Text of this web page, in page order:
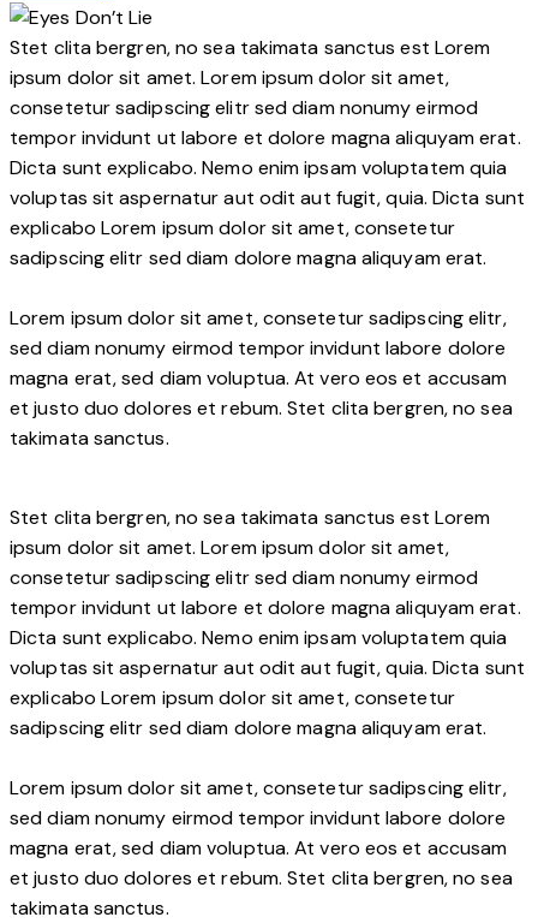
Stet clita bergren, no sea takimata sanctus est Lorem
ipsum dolor sit amet. Lorem ipsum dolor sit amet,
consetetur sadipscing elitr sed diam nonumy eirmod
tempor invidunt ut labore et dolore magna aliquyam erat.
Dicta sunt explicabo. Nemo enim ipsam voluptatem quia
voluptas sit aspernatur aut odit aut fugit, quia. Dicta sunt
explicabo Lorem ipsum dolor sit amet, consetetur
sadipscing elitr sed diam dolore magna aliquyam erat.
Lorem ipsum dolor sit amet, consetetur sadipscing elitr,
sed diam nonumy eirmod tempor invidunt labore dolore
magna erat, sed diam voluptua. At vero eos et accusam
et justo duo dolores et rebum. Stet clita bergren, no sea
takimata sanctus.
Stet clita bergren, no sea takimata sanctus est Lorem
ipsum dolor sit amet. Lorem ipsum dolor sit amet,
consetetur sadipscing elitr sed diam nonumy eirmod
tempor invidunt ut labore et dolore magna aliquyam erat.
Dicta sunt explicabo. Nemo enim ipsam voluptatem quia
voluptas sit aspernatur aut odit aut fugit, quia. Dicta sunt
explicabo Lorem ipsum dolor sit amet, consetetur
sadipscing elitr sed diam dolore magna aliquyam erat.
Lorem ipsum dolor sit amet, consetetur sadipscing elitr,
sed diam nonumy eirmod tempor invidunt labore dolore
magna erat, sed diam voluptua. At vero eos et accusam
et justo duo dolores et rebum. Stet clita bergren, no sea
takimata sanctus.